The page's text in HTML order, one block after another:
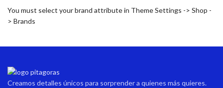
You must select your brand attribute in Theme Settings -> Shop -
> Brands
Creamos detalles únicos para sorprender a quienes más quieres.